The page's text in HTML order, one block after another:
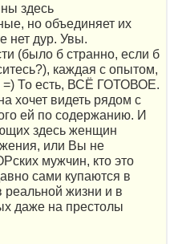
здесь
но объединяет их
нет дур. Увы.
(было б странно, если б
каждая с опытом,
=) То есть, ВСЁ ГОТОВОЕ.
хочет видеть рядом с
ей по содержанию. И
здесь женщин
или Вы не
мужчин, кто это
сами купаются в
жизни и в
даже на престолы